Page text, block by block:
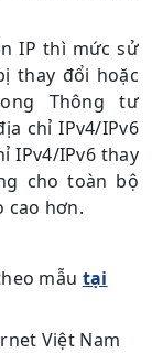
IP thì mức sử
thay đổi hoặc
Thông tư
chỉ IPv4/IPv6
IPv4/IPv6 thay
cho toàn bộ
cao hơn.
mẫu tại
Việt Nam